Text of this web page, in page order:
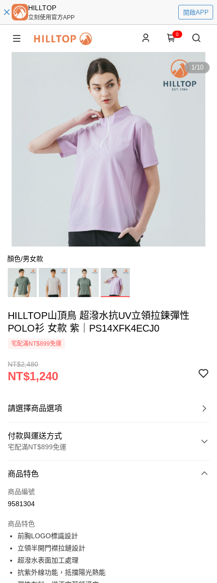
HILLTOP
立刻使用官方APP
開啟APP
0
1/10
顏色/男女款
HILLTOP山頂鳥 超潑水抗UV立領拉鍊彈性
POLO衫 女款 紫｜PS14XFK4ECJ0
宅配滿NT$899免運
NT$2,480
NT$1,240
請選擇商品選項
付款與運送方式
宅配滿NT$899免運
信用卡一次付款
LINE Pay
悠遊付
Google Pay
運送方式
商品特色
商品編號
9581304
商品特色
前胸LOGO標識設計
立領半開門襟拉鏈設計
超潑水表面加工處理
抗紫外線功能，抵擋陽光熱能